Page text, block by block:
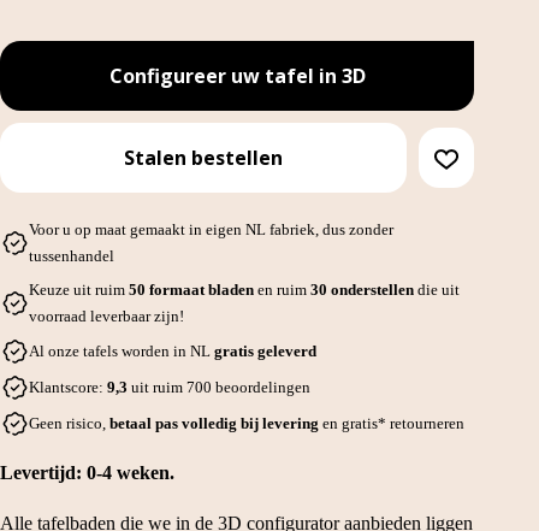
Configureer uw tafel in 3D
Stalen bestellen
Voor u op maat gemaakt in eigen NL fabriek, dus zonder
tussenhandel
Keuze uit ruim 50 formaat bladen en ruim 30 onderstellen die uit
voorraad leverbaar zijn!
Al onze tafels worden in NL gratis geleverd
Klantscore: 9,3 uit ruim 700 beoordelingen
Geen risico, betaal pas volledig bij levering en gratis* retourneren
Levertijd: 0-4 weken.
Alle tafelbaden die we in de 3D configurator aanbieden liggen